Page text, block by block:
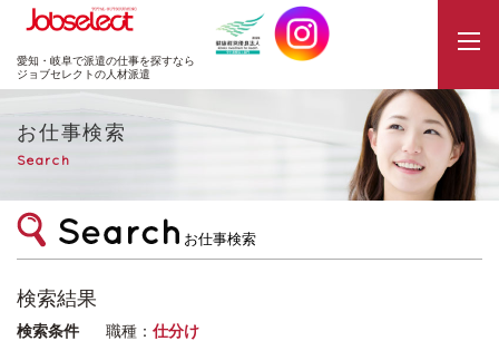
JobSelect
愛知・岐阜で派遣の仕事を探すなら
ジョブセレクトの人材派遣
お仕事検索
Search
お仕事検索
検索結果
検索条件 職種： 仕分け